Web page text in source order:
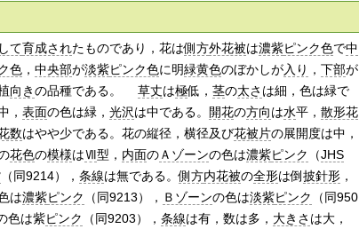
て育成されたものであり，花は側方外花被は濃紫ピンク色で中
色， 中央部が淡紫ピンク色に明緑黄色のぼかしが入り ， 下部が
向きの品種である。 草丈は極低， 茎の太さ は細，色は緑で
， 表面の色は緑， 光沢は中である。 開花の方向は水平， 散形花
数はやや少である。花の縦径，横径及び花被片の展開度は中，
花色の模様はⅦ型， 内面のＡゾーンの色は濃紫ピンク （JHS
（同9214）， 条線は無である。側方内花被の全形は倒 披針形，
は濃紫ピンク （同9213）， Ｂゾーンの色は淡紫ピンク
（同950
色は紫ピンク （同9203）， 条線は有，数は多， 大きさ は大，